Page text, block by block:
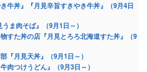
牛丼』『月見辛旨すきやき牛丼』（9月4日
ま肉そば』（9月1日～）
すた丼の店『月見とろろ北海道すた丼』（9
『月見天丼』（9月1日～）
肉つけうどん』（9月3日～）